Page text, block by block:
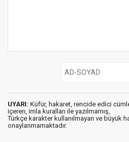
UYARI: Küfür, hakaret, rencide edici
içeren, imla kuralları ile yazılmamış,
Türkçe karakter kullanılmayan ve büyük
onaylanmamaktadır.